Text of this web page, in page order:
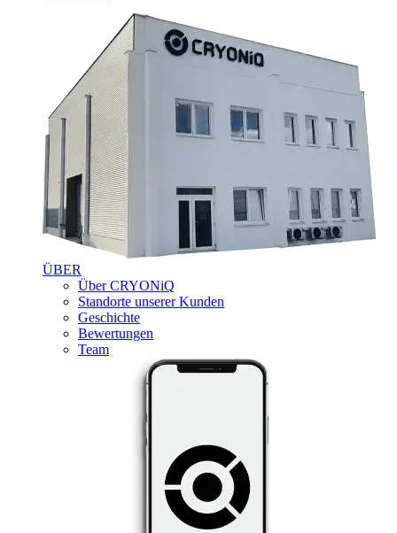
ÜBER
Über CRYONiQ
Standorte unserer Kunden
Geschichte
Bewertungen
Team